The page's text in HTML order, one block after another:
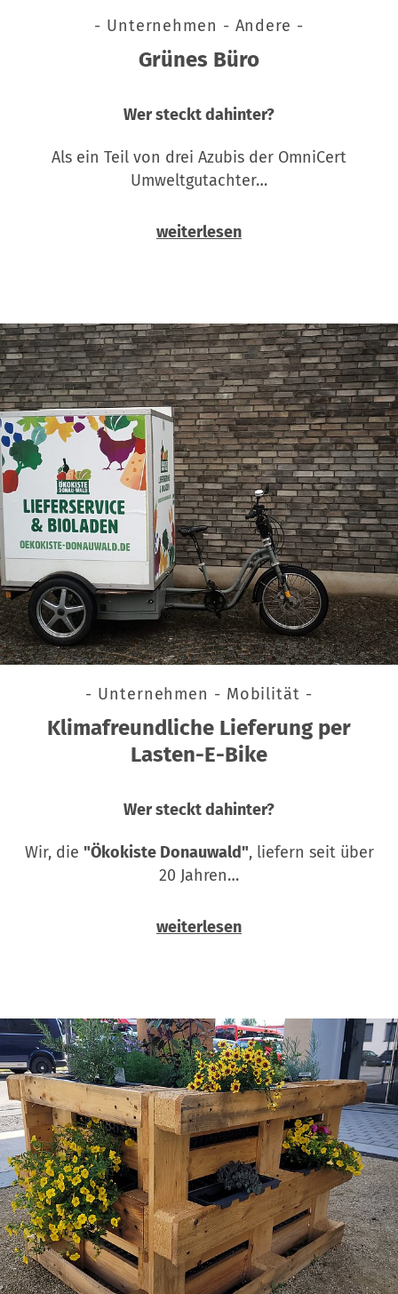
- Unternehmen - Andere -
Grünes Büro
Wer steckt dahinter?
Als ein Teil von drei Azubis der OmniCert
Umweltgutachter…
weiterlesen
- Unternehmen - Mobilität -
Klimafreundliche Lieferung per
Lasten-E-Bike
Wer steckt dahinter?
Wir, die "Ökokiste Donauwald", liefern seit über
20 Jahren…
weiterlesen